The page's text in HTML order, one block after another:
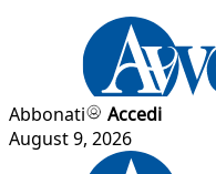
Abbonati
Accedi
August 9, 2026